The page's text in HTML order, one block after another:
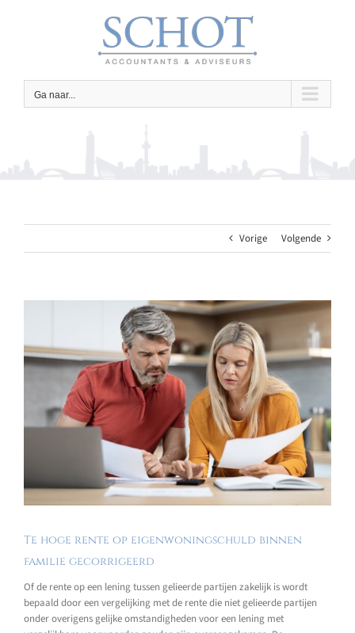
Ga naar...
Vorige Volgende
Te hoge rente op eigenwoningschuld binnen
familie gecorrigeerd
Of de rente op een lening tussen gelieerde partijen zakelijk is wordt
bepaald door een vergelijking met de rente die niet gelieerde partijen
onder overigens gelijke omstandigheden voor een lening met